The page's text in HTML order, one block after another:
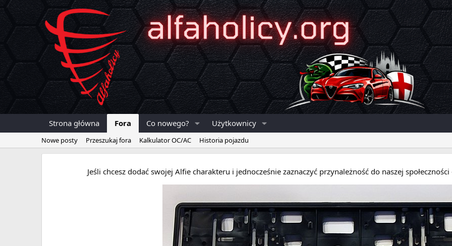
Strona główna Fora Co nowego? Użytkownicy
Nowe posty Przeszukaj fora Kalkulator OC/AC Historia pojazdu
Jeśli chcesz dodać swojej Alfie charakteru i jednocześnie zaznaczyć przynależność do naszej